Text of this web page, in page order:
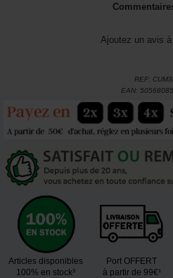
Ajoutez un avis
REF:
EAN:
Articles disponibles
100% en stock³
Port OFFERT
à partir de 99€¹